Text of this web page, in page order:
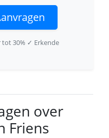
tot 30% ✓ Erkende
over
Friens